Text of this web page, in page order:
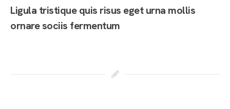
Ligula tristique quis risus eget urna mollis
ornare sociis fermentum